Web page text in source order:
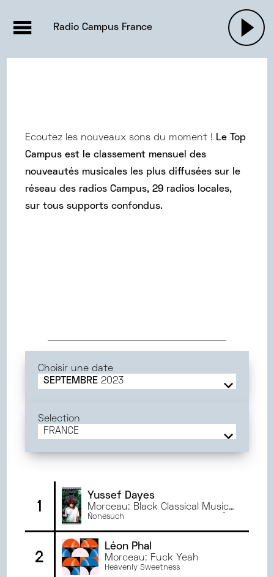
ACTUALITÉS
EMISSIONS |
PODCASTS
Radio Campus France
Ecoutez les nouveaux sons du moment ! Le Top
Campus est le classement mensuel des
nouveautés musicales les plus diffusées sur le
réseau des radios Campus, 29 radios locales,
sur tous supports confondus.
Choisir une date
SEPTEMBRE 2023
MAI
2025
AVRIL2025
DÉCEMBRE2024
NOVEMBRE2024
OCTOBRE
SEPTEMBRE2024
JUIN2024
2024
Selection
FRANCE
ORLÉANS
DIJON
ANGERS
RENNES
1
Yussef Dayes
Morceau: Black Classical Music
(feat. Venna & Charlie Stacey)
Nonesuch
2
Léon Phal
Morceau: Fuck Yeah
Heavenly Sweetness